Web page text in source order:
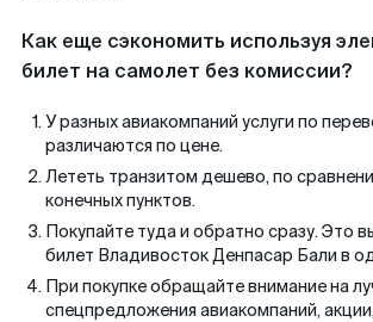
Как еще сэкономить используя
билет на самолет без комиссии?
У разных авиакомпаний услуги по
различаются по цене.
Лететь транзитом дешево, по
конечных пунктов.
Покупайте туда и обратно сразу. Это
билет Владивосток Денпасар Бали в
При покупке обращайте внимание на
спецпредложения авиакомпаний,